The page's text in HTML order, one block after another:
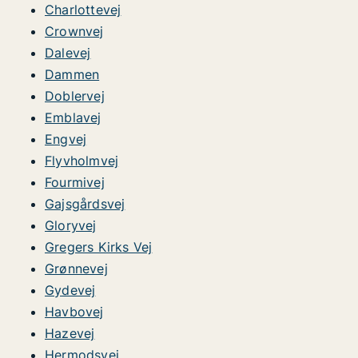
Charlottevej
Crownvej
Dalevej
Dammen
Doblervej
Emblavej
Engvej
Flyvholmvej
Fourmivej
Gajsgårdsvej
Gloryvej
Gregers Kirks Vej
Grønnevej
Gydevej
Havbovej
Hazevej
Hermodsvej